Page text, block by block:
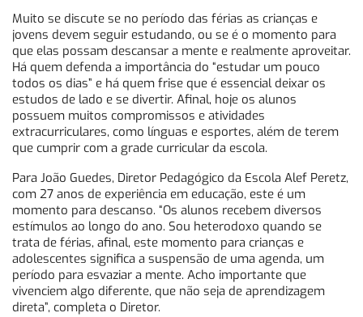
Muito se discute se no período das férias as crianças e
jovens devem seguir estudando, ou se é o momento para
que elas possam descansar a mente e realmente aproveitar.
Há quem defenda a importância do “estudar um pouco
todos os dias” e há quem frise que é essencial deixar os
estudos de lado e se divertir. Afinal, hoje os alunos
possuem muitos compromissos e atividades
extracurriculares, como línguas e esportes, além de terem
que cumprir com a grade curricular da escola.
Para João Guedes, Diretor Pedagógico da Escola Alef Peretz,
com 27 anos de experiência em educação, este é um
momento para descanso. “Os alunos recebem diversos
estímulos ao longo do ano. Sou heterodoxo quando se
trata de férias, afinal, este momento para crianças e
adolescentes significa a suspensão de uma agenda, um
período para esvaziar a mente. Acho importante que
vivenciem algo diferente, que não seja de aprendizagem
direta”, completa o Diretor.